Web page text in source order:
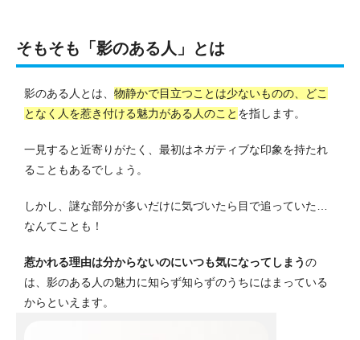
そもそも「影のある人」とは
影のある人とは、 物静かで目立つことは少ないものの、どこ
となく人を惹き付ける魅力がある人のこと を指します。
一見すると近寄りがたく、最初はネガティブな印象を持たれ
ることもあるでしょう。
しかし、謎な部分が多いだけに気づいたら目で追っていた…
なんてことも！
惹かれる理由は分からないのにいつも気になってしまうの
は、影のある人の魅力に知らず知らずのうちにはまっている
からといえます。